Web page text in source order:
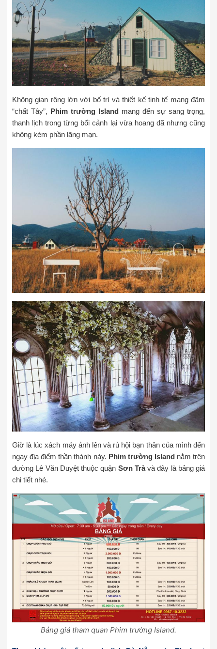
Không gian rộng lớn với bố trí và thiết kế tinh tế mạng đậm
“chất Tây”, Phim trường Island mang đến sự sang trọng,
thanh lịch trong từng bối cảnh lại vừa hoang dã nhưng cũng
không kém phần lãng mạn.
Giờ là lúc xách máy ảnh lên và rủ hội bạn thân của mình đến
ngay địa điểm thần thánh này. Phim trường Island nằm trên
đường Lê Văn Duyệt thuộc quận Sơn Tràvà đây là bảng giá
chi tiết nhé.
Bảng giá tham quan Phim trường Island.